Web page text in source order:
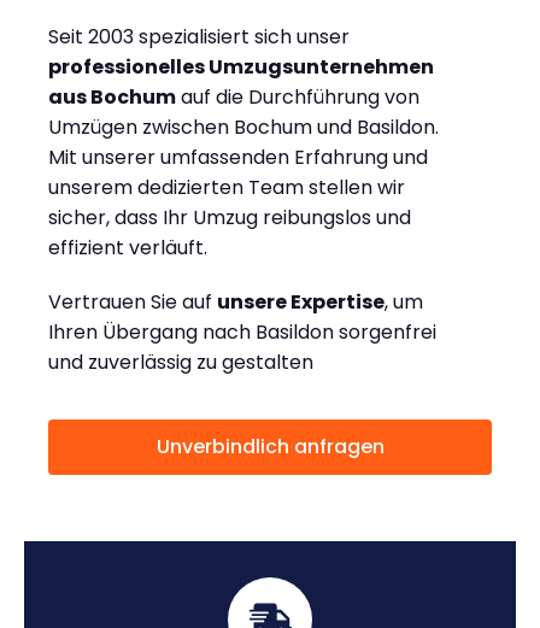
Seit 2003 spezialisiert sich unser
professionelles Umzugsunternehmen
aus Bochumauf die Durchführung von
Umzügen zwischen Bochum und Basildon.
Mit unserer umfassenden Erfahrung und
unserem dedizierten Team stellen wir
sicher, dass Ihr Umzug reibungslos und
effizient verläuft.
Vertrauen Sie auf unsere Expertise, um
Ihren Übergang nach Basildon sorgenfrei
und zuverlässig zu gestalten
Unverbindlich anfragen